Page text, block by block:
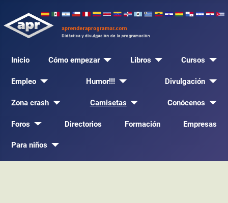
Inicio Cómo empezar Libros Cursos
Empleo Humor!!! Divulgación
Zona crash Camisetas Conócenos
Foros Directorios Formación Empresas
Para niños